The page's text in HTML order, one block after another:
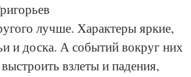
лучше. Характеры яркие,
и доска. А событий вокруг них
взлеты и падения,